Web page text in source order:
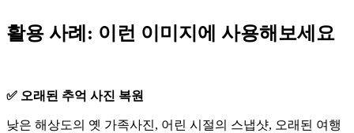
활용 사례: 이런 이미지에 사용해보세요
✅ 오래된 추억 사진 복원
낮은 해상도의 옛 가족사진, 어린 시절의 스냅샷, 오래된 여행